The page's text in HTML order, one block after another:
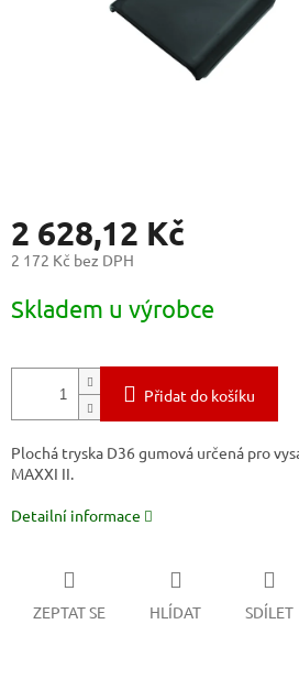
2 628,12 Kč
2 172 Kč bez DPH
cena:
Skladem u výrobce
Přidat do košíku
Plochá tryska D36 gumová určená pro
MAXXI II.
Detailní informace
ZEPTAT SE HLÍDAT SDÍLET